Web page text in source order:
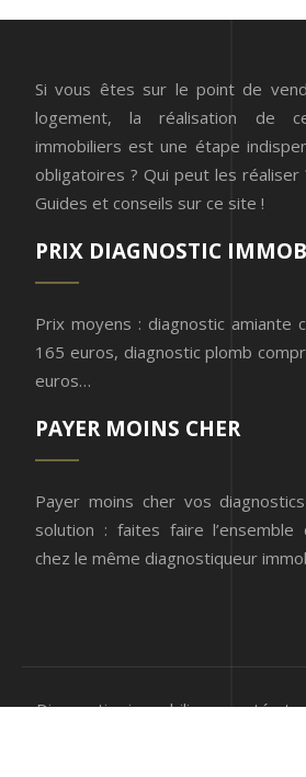
Si vous êtes sur le point de
logement, la réalisation de
immobiliers est une étape
obligatoires ? Qui peut les réaliser
Guides et conseils sur ce site !
PRIX DIAGNOSTIC
Prix moyens : diagnostic amiante
165 euros, diagnostic plomb
euros…
PAYER MOINS CHER
Payer moins cher vos
solution : faites faire
chez le même diagnostiqueur
Diagnostics immobiliers : santé et